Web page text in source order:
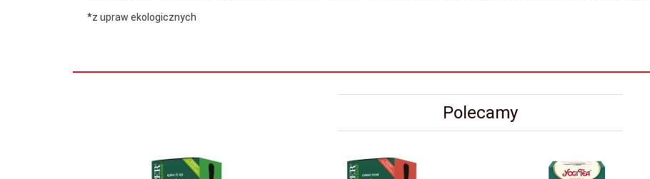
*z upraw ekologicznych
Polecamy